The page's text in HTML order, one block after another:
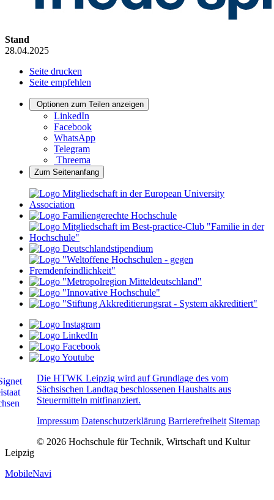
Stand
28.04.2025
Seite drucken
Seite empfehlen
Optionen zum Teilen anzeigen
LinkedIn
Facebook
WhatsApp
Telegram
Threema
Zum Seitenanfang
Die HTWK Leipzig wird auf Grundlage des vom
Sächsischen Landtag beschlossenen Haushalts aus
Steuermitteln mitfinanziert.
Impressum Datenschutzerklärung Barrierefreiheit Sitemap
© 2026 Hochschule für Technik, Wirtschaft und Kultur
Leipzig
MobileNavi